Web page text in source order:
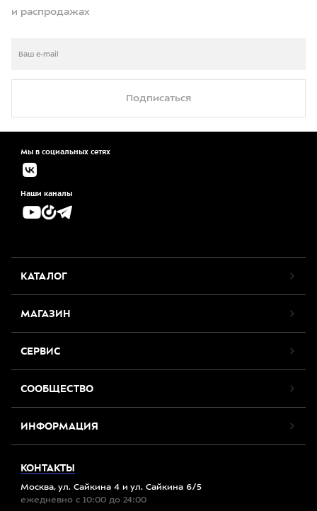
и распродажах
Подписаться
Мы в социальных сетях
Наши каналы
КАТАЛОГ
МАГАЗИН
СЕРВИС
СООБЩЕСТВО
ИНФОРМАЦИЯ
КОНТАКТЫ
Москва, ул. Сайкина 4 и ул. Сайкина 6/5
ежедневно с 10:00 до 24:00